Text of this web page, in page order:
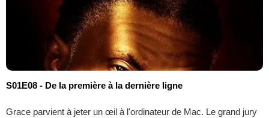
S01E08 - De la première à la dernière ligne
Grace parvient à jeter un œil à l'ordinateur de Mac. Le grand jury